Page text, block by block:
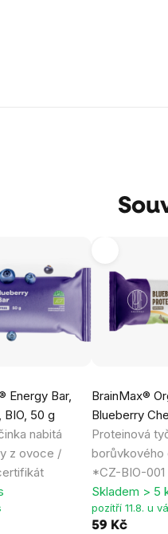
Energy Bar,
50 g
nabitá
z ovoce /
BrainMax®
Blueberry
Proteinová
*CZ-BIO-
Skladem > 5
pozítří 11.8. u
59 Kč